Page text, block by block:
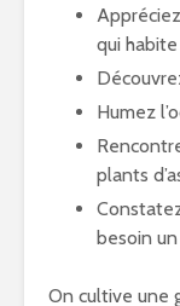
qui
Humez
plants
besoin
On cultive une